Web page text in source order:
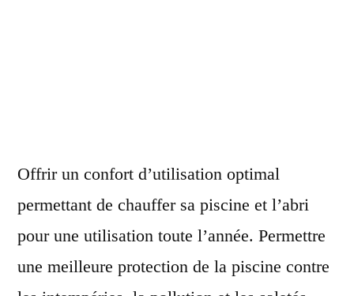
Offrir un confort d’utilisation optimal
permettant de chauffer sa piscine et l’abri
pour une utilisation toute l’année. Permettre
une meilleure protection de la piscine contre